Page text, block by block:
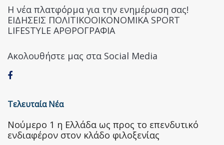
Η νέα πλατφόρμα για την ενημέρωση σας!
ΕΙΔΗΣΕΙΣ ΠΟΛΙΤΙΚΟΟΙΚΟΝΟΜΙΚΑ SPORT
LIFESTYLE ΑΡΘΡΟΓΡΑΦΙΑ
Ακολουθήστε μας στα Social Media
Τελευταία Νέα
Nούμερο 1 η Ελλάδα ως προς το επενδυτικό
ενδιαφέρον στον κλάδο φιλοξενίας